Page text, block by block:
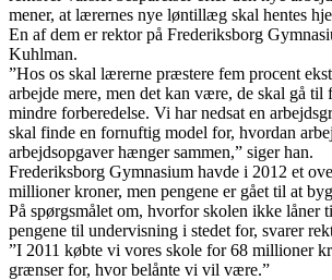
mener, at lærernes nye løntillæg skal hentes
En af dem er rektor på Frederiksborg
Kuhlman.
”Hos os skal lærerne præstere fem procent
arbejde mere, men det kan være, de skal gå
mindre forberedelse. Vi har nedsat en
skal finde en fornuftig model for, hvordan
arbejdsopgaver hænger sammen,” siger han.
Frederiksborg Gymnasium havde i 2012 et
millioner kroner, men pengene er gået til at
På spørgsmålet om, hvorfor skolen ikke låner
pengene til undervisning i stedet for, svarer
”I 2011 købte vi vores skole for 68 millioner
grænser for, hvor belånte vi vil være.”